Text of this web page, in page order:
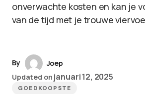
onverwachte kosten en kan je
van de tijd met je trouwe
By
Joep
Updated on januari 12, 2025
GOEDKOOPSTE